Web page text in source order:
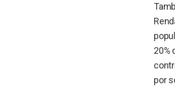
20%
por